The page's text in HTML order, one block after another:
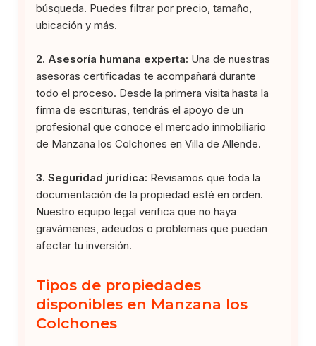
búsqueda. Puedes filtrar por precio, tamaño,
ubicación y más.
2. Asesoría humana experta: Una de nuestras
asesoras certificadas te acompañará durante
todo el proceso. Desde la primera visita hasta la
firma de escrituras, tendrás el apoyo de un
profesional que conoce el mercado inmobiliario
de Manzana los Colchones en Villa de Allende.
3. Seguridad jurídica: Revisamos que toda la
documentación de la propiedad esté en orden.
Nuestro equipo legal verifica que no haya
gravámenes, adeudos o problemas que puedan
afectar tu inversión.
Tipos de propiedades
disponibles en Manzana los
Colchones